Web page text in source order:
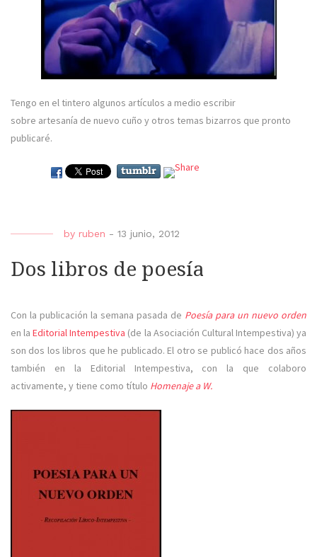
Tengo en el tintero algunos artículos a medio escribir
sobre artesanía de nuevo cuño y otros temas bizarros que pronto
publicaré.
by ruben - 13 junio, 2012
Dos libros de poesía
Con la publicación la semana pasada de Poesía para un nuevo orden
en laEditorial Intempestiva (de la Asociación Cultural Intempestiva) ya
son dos los libros que he publicado. El otro se publicó hace dos años
también en la Editorial Intempestiva, con la que colaboro
activamente, y tiene como título Homenaje a W.